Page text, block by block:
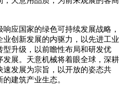
应国家的绿色可持续发展战略，
创新发展的内驱力，以先进工业
升级，以前瞻性布局和研发优
展。天意机械将着眼全球，深耕
速发展为宗旨，以开放的姿态共
建筑产业生态。